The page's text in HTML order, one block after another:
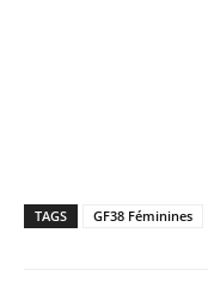
TAGS GF38 Féminines